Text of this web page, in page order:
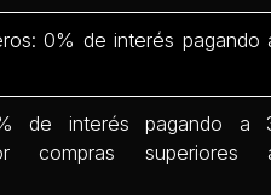
0% de interés pagando
de interés pagando a
compras superiores